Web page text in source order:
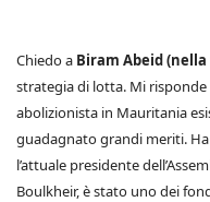
Chiedo a Biram Abeid
strategia di lotta. Mi
abolizionista in Mauritania
guadagnato grandi meriti.
l’attuale presidente
Boulkheir, è stato uno dei